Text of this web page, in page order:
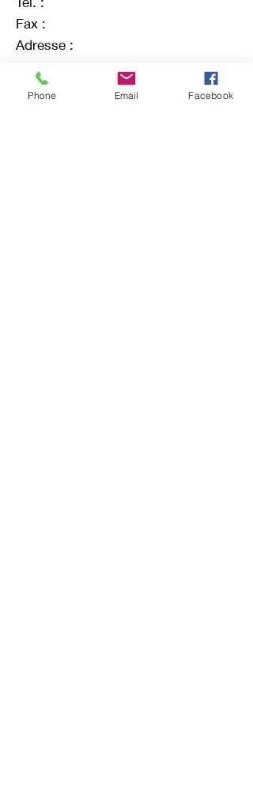
Fax :
Adresse :
Phone Email Facebook